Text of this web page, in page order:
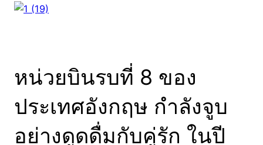
หน่วยบินรบที่ 8 ของ
ประเทศอังกฤษ กำลังจูบ
อย่างดูดดื่มกับคู่รัก ในปี